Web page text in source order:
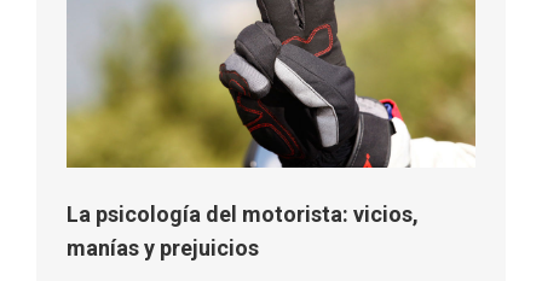
La psicología del motorista: vicios,
manías y prejuicios